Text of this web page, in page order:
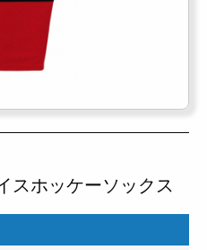
スホッケーソックス